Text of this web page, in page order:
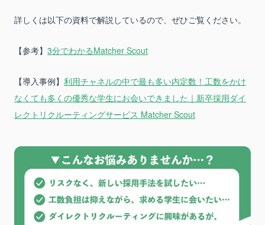
詳しくは以下の資料で解説しているので、ぜひご覧ください。
【参考】 3分でわかるMatcher Scout
【導入事例】 利用チャネルの中で最も多い内定数！工数をかけ
なくても多くの優秀な学生にお会いできました｜新卒採用ダイ
レクトリクルーティングサービス Matcher Scout